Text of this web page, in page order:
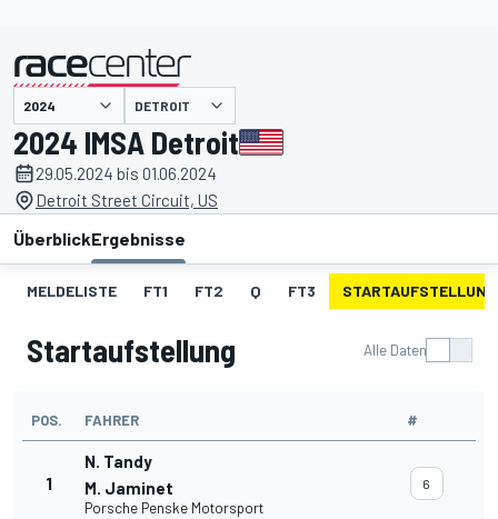
DETROIT
2024 IMSA Detroit
29.05.2024 bis 01.06.2024
Detroit Street Circuit, US
ÜberblickErgebnisse
MELDELISTE FT1 FT2 Q FT3 STARTAUFSTELLUNG
Startaufstellung Alle Daten
POS. FAHRER #
1
N. Tandy
M. Jaminet
Porsche Penske Motorsport
6